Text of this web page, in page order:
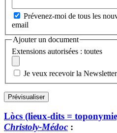
Prévenez-moi de tous les
email
Ajouter un document
Extensions autorisées : toutes
Je veux recevoir la Newsletter
Lòcs (lieux-dits =
Christoly-Médoc :